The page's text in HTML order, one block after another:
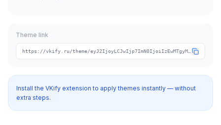
Theme link
Install the VKify extension to apply themes instantly — without
extra steps.